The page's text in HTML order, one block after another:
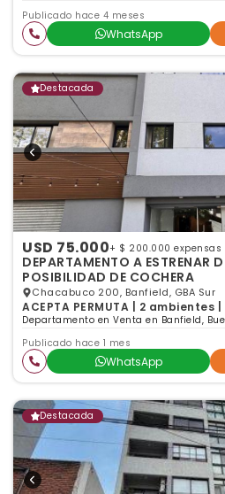
Publicado hace 4 meses
WhatsApp
Destacada
USD 75.000+ $ 200.000 expensas
DEPARTAMENTO A ESTRENAR
POSIBILIDAD DE COCHERA
Chacabuco 200, Banfield, GBA Sur
ACEPTA PERMUTA | 2 ambientes
Departamento en Venta en Banfield,
Publicado hace 1 mes
WhatsApp
Destacada